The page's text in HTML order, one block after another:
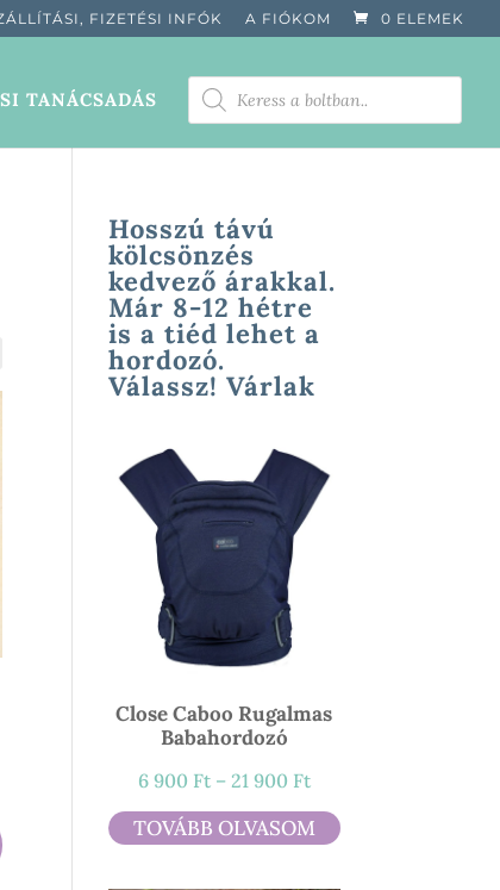
FIZETÉSI INFÓK A FIÓKOM 0 ELEMEK
TANÁCSADÁS
PRODUCTS
SEARCH
Hosszú távú
kölcsönzés
kedvező árakkal.
Már 8-12 hétre
is a tiéd lehet a
hordozó.
Válassz! Várlak
Close Caboo Rugalmas
Babahordozó
6 900 Ft – 21 900 FtÁrtartomány:
6
900 Ft
TOVÁBB OLVASOM